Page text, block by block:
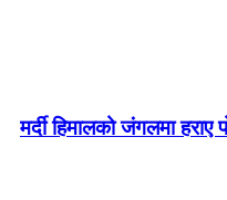
मर्दी हिमालको जंगलमा हराए